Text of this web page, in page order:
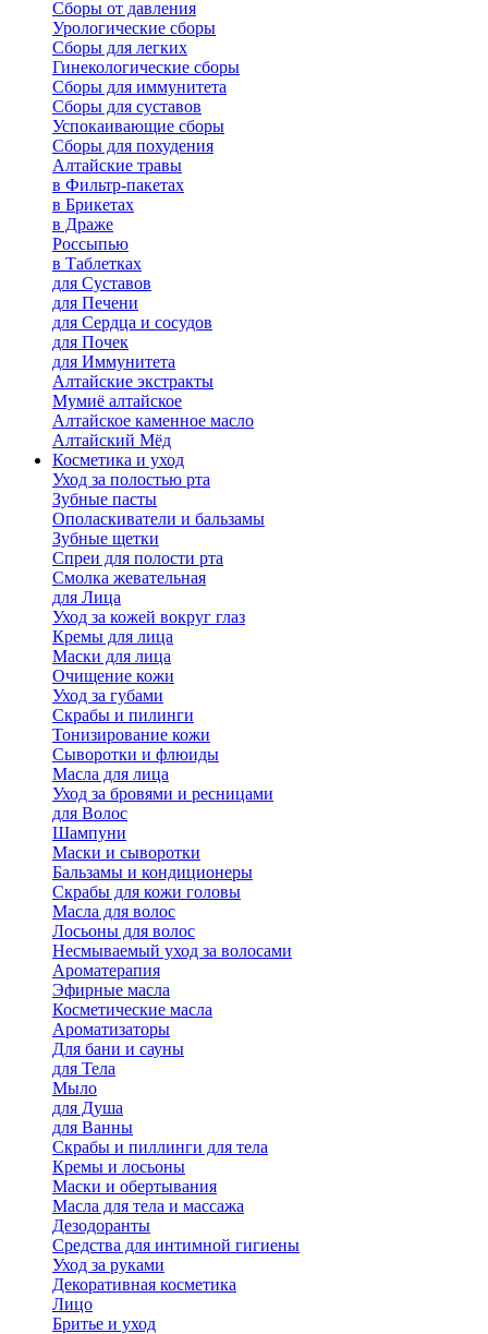
Сборы от давления
Урологические сборы
Сборы для легких
Гинекологические сборы
Сборы для иммунитета
Сборы для суставов
Успокаивающие сборы
Сборы для похудения
Алтайские травы
в Фильтр-пакетах
в Брикетах
в Драже
Россыпью
в Таблетках
для Cуставов
для Печени
для Сердца и сосудов
для Почек
для Иммунитета
Алтайские экстракты
Мумиё алтайское
Алтайское каменное масло
Алтайский Мёд
Косметика и уход
Уход за полостью рта
Зубные пасты
Ополаскиватели и бальзамы
Зубные щетки
Спреи для полости рта
Смолка жевательная
для Лица
Уход за кожей вокруг глаз
Кремы для лица
Маски для лица
Очищение кожи
Уход за губами
Скрабы и пилинги
Тонизирование кожи
Сыворотки и флюиды
Масла для лица
Уход за бровями и ресницами
для Волос
Шампуни
Маски и сыворотки
Бальзамы и кондиционеры
Скрабы для кожи головы
Масла для волос
Лосьоны для волос
Несмываемый уход за волосами
Ароматерапия
Эфирные масла
Косметические масла
Ароматизаторы
Для бани и сауны
для Тела
Мыло
для Душа
для Ванны
Скрабы и пиллинги для тела
Кремы и лосьоны
Маски и обертывания
Масла для тела и массажа
Дезодоранты
Средства для интимной гигиены
Уход за руками
Декоративная косметика
Лицо
Бритье и уход